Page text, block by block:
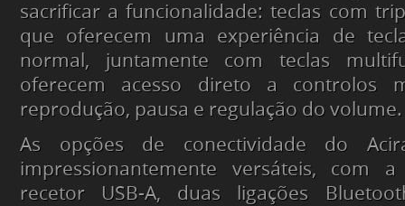
sacrificar a funcionalidade: teclas com
que oferecem uma experiência de
normal, juntamente com teclas
oferecem acesso direto a controlos
reprodução, pausa e regulação do volume.
As opções de conectividade do
impressionantemente versáteis, com
recetor USB-A, duas ligações